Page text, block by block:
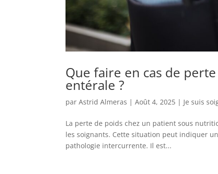
Que faire en cas de
entérale ?
parAstrid Almeras |Août 4, 2025 | Je suis
La perte de poids chez un patient sous
les soignants. Cette situation peut indiquer
pathologie intercurrente. Il est...